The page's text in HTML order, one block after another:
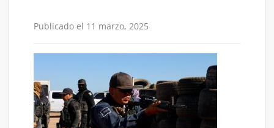
Publicado el 11 marzo, 2025